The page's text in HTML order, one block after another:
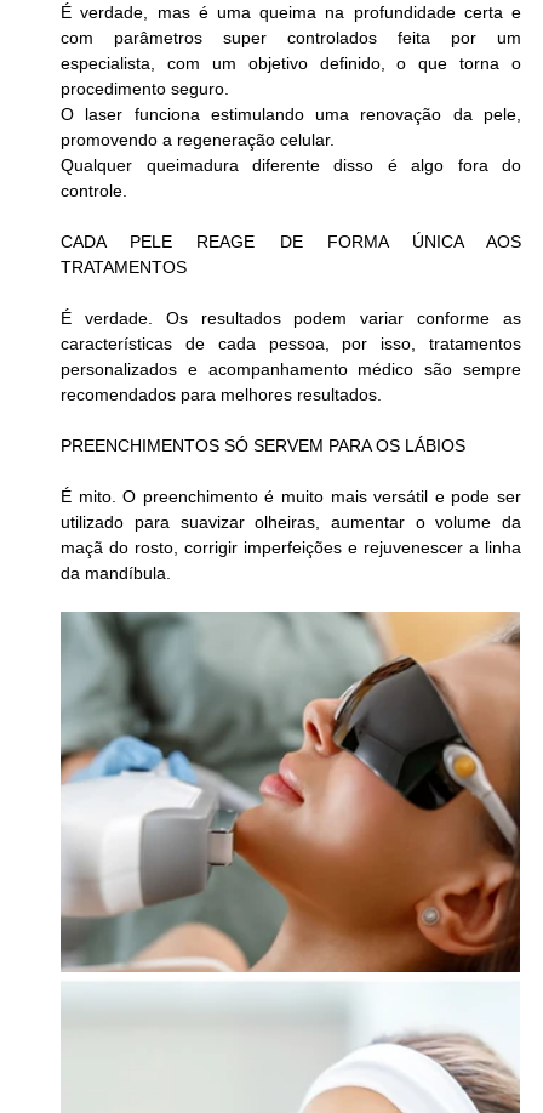
É verdade, mas é uma queima na profundidade certa e
com parâmetros super controlados feita por um
especialista, com um objetivo definido, o que torna o
procedimento seguro.
O laser funciona estimulando uma renovação da pele,
promovendo a regeneração celular.
Qualquer queimadura diferente disso é algo fora do
controle.
CADA PELE REAGE DE FORMA ÚNICA AOS
TRATAMENTOS
É verdade. Os resultados podem variar conforme as
características de cada pessoa, por isso, tratamentos
personalizados e acompanhamento médico são sempre
recomendados para melhores resultados.
PREENCHIMENTOS SÓ SERVEM PARA OS LÁBIOS
É mito. O preenchimento é muito mais versátil e pode ser
utilizado para suavizar olheiras, aumentar o volume da
maçã do rosto, corrigir imperfeições e rejuvenescer a linha
da mandíbula.